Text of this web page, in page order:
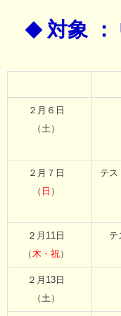
◆ 対象 ：
２月６日
（土）
２月７日
（ 日 ）
テス
２月11日
（木・祝）
テ
２月13日
（土）